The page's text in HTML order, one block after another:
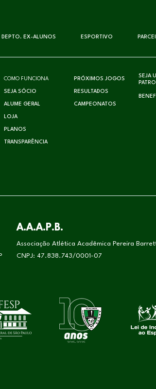
DEPTO. EX-ALUNOS ESPORTIVO
COMO FUNCIONA
SEJA SÓCIO
ALUME GERAL
LOJA
PLANOS
TRANSPARÊNCIA
PRÓXIMOS JOGOS
RESULTADOS
CAMPEONATOS
SEJA
A.A.A.P.B.
Associação Atlética Acadêmica Pereira
CNPJ: 47.838.743/0001-07